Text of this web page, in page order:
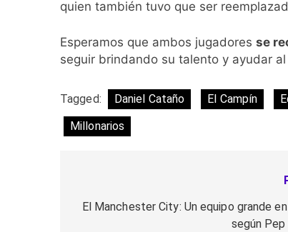
quien también tuvo que ser
Esperamos que ambos jugadores se
seguir brindando su talento y ayudar
Tagged: Daniel Cataño El Campín
Millonarios
de
El Manchester City: Un equipo grande
según Pep